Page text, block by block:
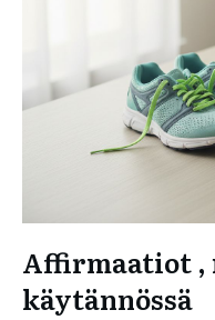
Affirmaatiot ,
käytännössä